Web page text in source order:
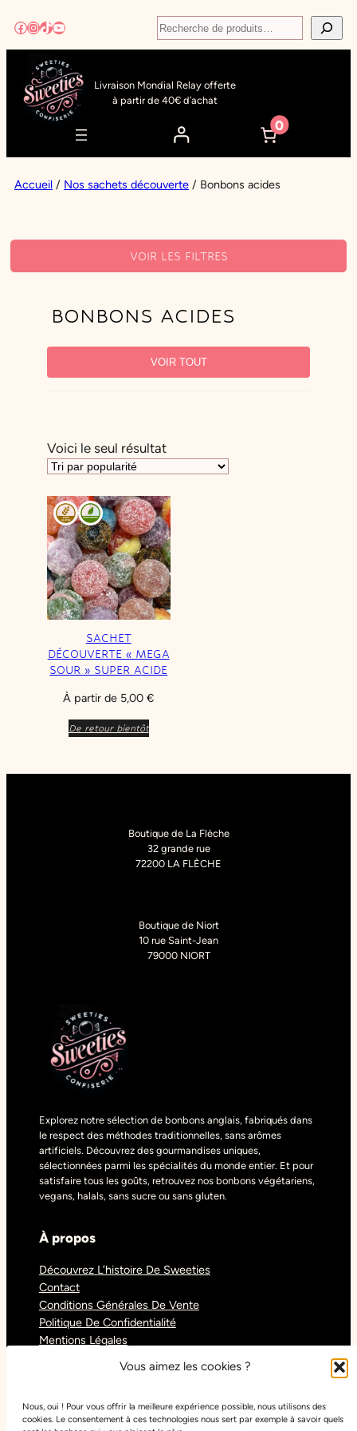
Vous aimez les cookies ?
Nous, oui ! Pour vous offrir la meilleure expérience possible, nous utilisons des
cookies. Le consentement à ces technologies nous sert par exemple à savoir quels
au
contenu
Facebook
Instagram
TikTok
YouTube Recherche
Livraison Mondial Relay offerte
à partir de 40€ d’achat
0
Accueil / Nos sachets découverte / Bonbons acides
VOIR LES FILTRES
FILTRES ACTIFS
FILTRER PAR TAG
Halal Sans gluten Sans produits laitiers
Sans sucre
PARFUM
TYPE DE BONBON
BONBONS ACIDES
VOIR TOUT
Voici le seul résultat
SACHET
DÉCOUVERTE « MEGA
SOUR » SUPER ACIDE
À partir de 5,00 €
De retour bientôt
Boutique de La Flèche
32 grande rue
72200 LA FLÈCHE
Boutique de Niort
10 rue Saint-Jean
79000 NIORT
Explorez notre sélection de bonbons anglais, fabriqués dans
le respect des méthodes traditionnelles, sans arômes
artificiels. Découvrez des gourmandises uniques,
sélectionnées parmi les spécialités du monde entier. Et pour
satisfaire tous les goûts, retrouvez nos bonbons végétariens,
vegans, halals, sans sucre ou sans gluten.
À propos
Découvrez L’histoire De Sweeties
Contact
Conditions Générales De Vente
Politique De Confidentialité
Mentions Légales
Réseaux sociaux